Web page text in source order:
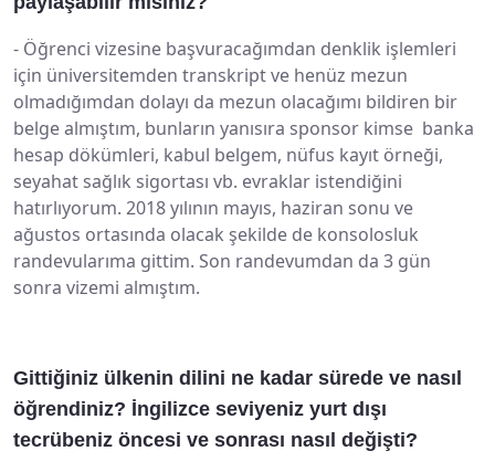
- Öğrenci vizesine başvuracağımdan denklik işlemleri
için üniversitemden transkript ve henüz mezun
olmadığımdan dolayı da mezun olacağımı bildiren bir
belge almıştım, bunların yanısıra sponsor kimse banka
hesap dökümleri, kabul belgem, nüfus kayıt örneği,
seyahat sağlık sigortası vb. evraklar istendiğini
hatırlıyorum. 2018 yılının mayıs, haziran sonu ve
ağustos ortasında olacak şekilde de konsolosluk
randevularıma gittim. Son randevumdan da 3 gün
sonra vizemi almıştım.
Gittiğiniz ülkenin dilini ne kadar sürede ve nasıl
öğrendiniz? İngilizce seviyeniz yurt dışı
tecrübeniz öncesi ve sonrası nasıl değişti?